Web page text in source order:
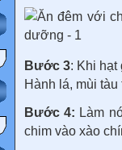
Bước 3: Khi hạt
Hành lá, mùi
Bước 4: Làm
chim vào xào